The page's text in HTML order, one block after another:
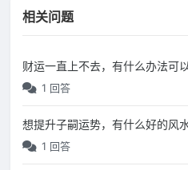
相关问题
财运一直上不去，有什么办法可
1 回答
想提升子嗣运势，有什么好的风
1 回答